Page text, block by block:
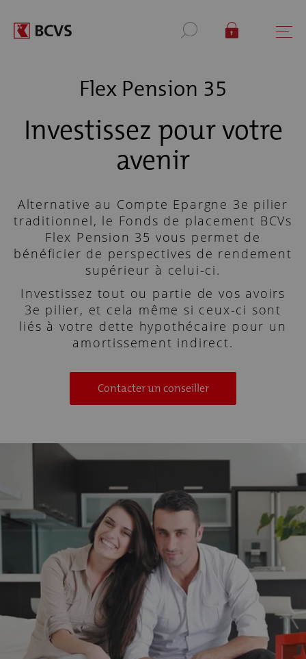
Flex Pension 35
Investissez pour votre
avenir
Alternative au Compte Epargne 3e pilier
traditionnel, le Fonds de placement BCVs
Flex Pension 35 vous permet de
bénéficier de perspectives de rendement
supérieur à celui-ci.
Investissez tout ou partie de vos avoirs
3e pilier, et cela même si ceux-ci sont
liés à votre dette hypothécaire pour un
amortissement indirect.
Contacter un conseiller